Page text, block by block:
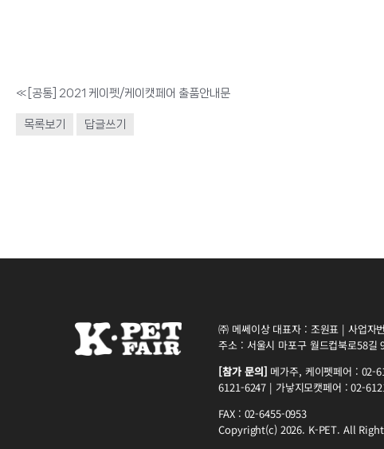
« [공통] 2021 케이펫/케이캣페어 출품안내문
목록보기 답글쓰기
㈜ 메쎄이상 대표자 : 조원표 | 사업
주소 : 서울시 마포구 월드컵북로58길
[참가 문의] 메가주, 케이펫페어 : 02-
6121-6247 | 가낳지모캣페어 : 02-
FAX : 02-6455-0953
Copyright(c) 2026. K-PET. All